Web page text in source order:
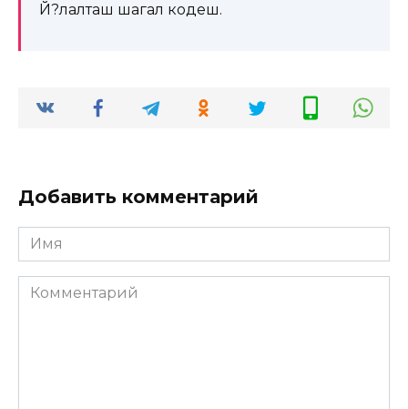
Й?лалташ шагал кодеш.
Добавить комментарий
Имя
*
Комментарий